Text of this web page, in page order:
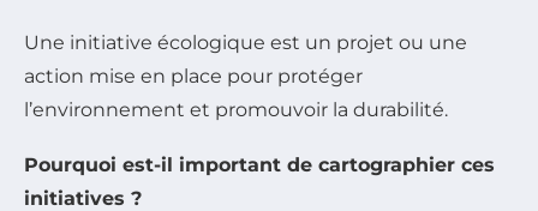
Une initiative écologique est un projet ou une
action mise en place pour protéger
l’environnement et promouvoir la durabilité.
Pourquoi est-il important de cartographier ces
initiatives ?